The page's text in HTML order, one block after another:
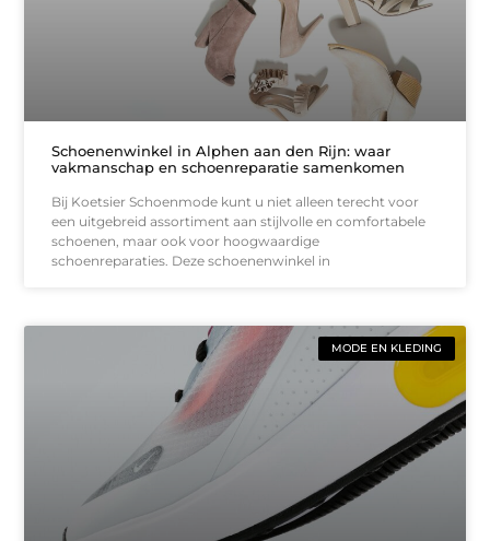
Schoenenwinkel in Alphen aan den Rijn: waar
vakmanschap en schoenreparatie samenkomen
Bij Koetsier Schoenmode kunt u niet alleen terecht voor
een uitgebreid assortiment aan stijlvolle en comfortabele
schoenen, maar ook voor hoogwaardige
schoenreparaties. Deze schoenenwinkel in
MODE EN KLEDING